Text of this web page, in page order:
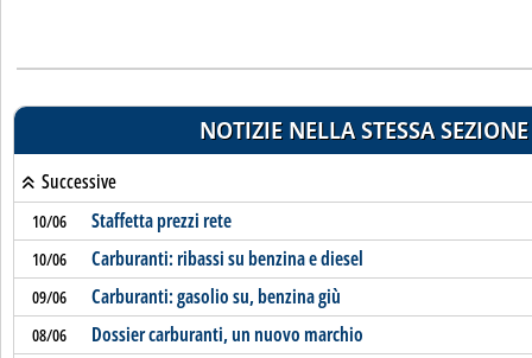
NOTIZIE NELLA STESSA SEZIONE
Successive
10/06 Staffetta prezzi rete
10/06 Carburanti: ribassi su benzina e diesel
09/06 Carburanti: gasolio su, benzina giù
08/06 Dossier carburanti, un nuovo marchio